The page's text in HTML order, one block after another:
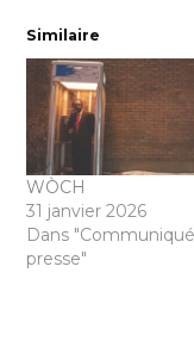
Similaire
WÒCH
31 janvier 2026
Dans
presse"